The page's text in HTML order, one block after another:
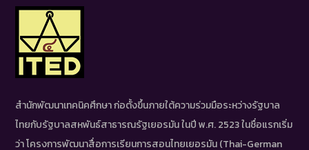
สำนักพัฒนาเทคนิคศึกษา ก่อตั้งขึ้นภายใต้ความร่วมมือระหว่างรัฐบาล
ไทยกับรัฐบาลสหพันธ์สาธารณรัฐเยอรมัน ในปี พ.ศ. 2523 ในชื่อแรกเริ่ม
ว่า โครงการพัฒนาสื่อการเรียนการสอนไทยเยอรมัน (Thai-German